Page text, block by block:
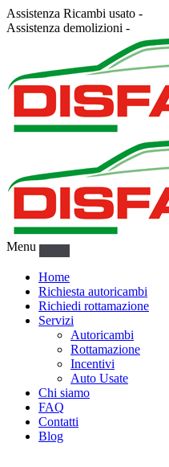
Assistenza Ricambi usato -
Assistenza demolizioni -
Menu
Home
Richiesta autoricambi
Richiedi rottamazione
Servizi
Autoricambi
Rottamazione
Incentivi
Auto Usate
Chi siamo
FAQ
Contatti
Blog